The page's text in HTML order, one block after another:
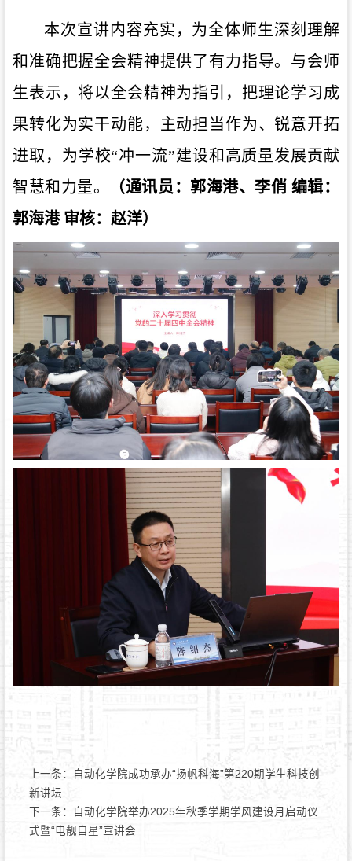
本次宣讲内容充实，为全体师生深刻理解
和准确把握全会精神提供了有力指导。与会师
生表示，将以全会精神为指引，把理论学习成
果转化为实干动能，主动担当作为、锐意开拓
进取，为学校“冲一流”建设和高质量发展贡献
智慧和力量。
（通讯员： 郭海港、李俏 编辑：
郭海港 审核：赵洋）
上一条：
自动化学院成功承办“扬帆科海”第220期学生科技创
新讲坛
下一条：
自动化学院举办2025年秋季学期学风建设月启动仪
式暨“电靓自星”宣讲会